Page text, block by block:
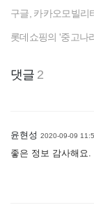
구글, 카카오모빌리
롯데쇼핑의 '중고나
댓글 2
윤현성 2020-09-09
좋은 정보 감사해요.